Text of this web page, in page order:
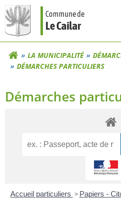
Aller
au
contenu
Commune de
Le Cailar
LA MUNICIPALITÉ
DÉMARCHES PARTICULIERS
Démarches
Accueil particuliers > Papiers -